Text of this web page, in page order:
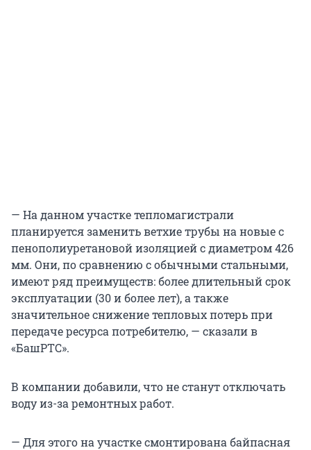
— На данном участке тепломагистрали
планируется заменить ветхие трубы на новые с
пенополиуретановой изоляцией с диаметром 426
мм. Они, по сравнению с обычными стальными,
имеют ряд преимуществ: более длительный срок
эксплуатации (30 и более лет), а также
значительное снижение тепловых потерь при
передаче ресурса потребителю, — сказали в
«БашРТС».
В компании добавили, что не станут отключать
воду из-за ремонтных работ.
— Для этого на участке смонтирована байпасная